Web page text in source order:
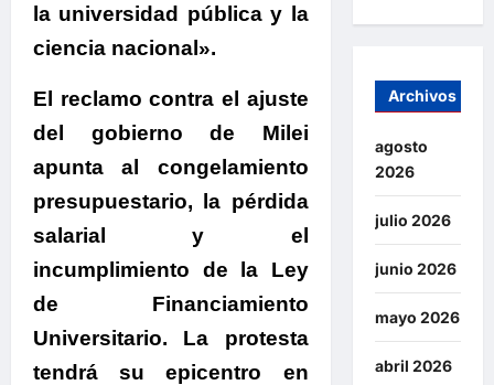
la universidad pública y la
ciencia nacional».
El reclamo contra el ajuste
del gobierno de Milei
apunta al congelamiento
presupuestario, la pérdida
salarial y el
incumplimiento de la Ley
de Financiamiento
Universitario. La protesta
tendrá su epicentro en
Archivos
agosto
2026
julio 2026
junio 2026
mayo 2026
abril 2026